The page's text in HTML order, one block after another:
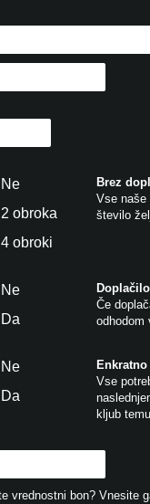
Ne
2 obroka
4 obroki
Brez
Vse naše
število
Ne
Da
Če
odhodom
Ne
Da
Vse
kljub
vrednostni bon? Vnesite